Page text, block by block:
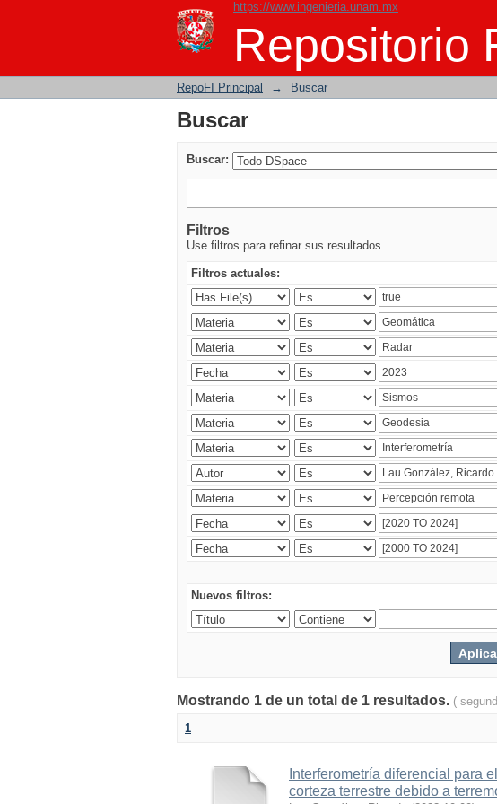
https://www.ingenieria.unam.mx
Repositorio
Buscar
RepoFI Principal → Buscar
Buscar
Buscar:
Filtros
Use filtros para refinar sus resultados.
Filtros actuales:
Nuevos filtros:
Mostrando 1 de un total de 1 resultados. (
1
Interferometría diferencial para
corteza terrestre debido a